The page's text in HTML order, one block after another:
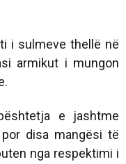
i sulmeve thellë në
armikut i mungon
e jashtme
disa mangësi të
nga respektimi i